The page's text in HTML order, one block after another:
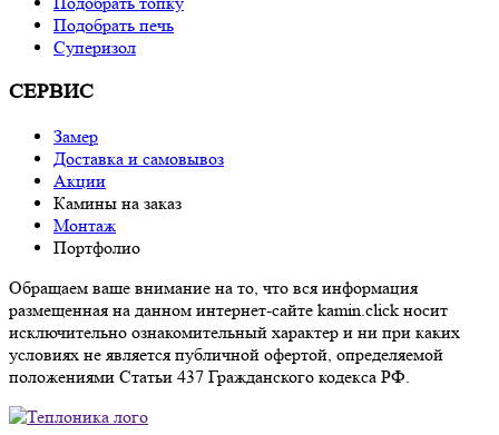
Подобрать печь
Суперизол
СЕРВИС
Замер
Доставка и самовывоз
Акции
Камины на заказ
Монтаж
Портфолио
Обращаем ваше внимание на то, что вся информация
размещенная на данном интернет-сайте kamin.click носит
исключительно ознакомительный характер и ни при каких
условиях не является публичной офертой, определяемой
положениями Статьи 437 Гражданского кодекса РФ.